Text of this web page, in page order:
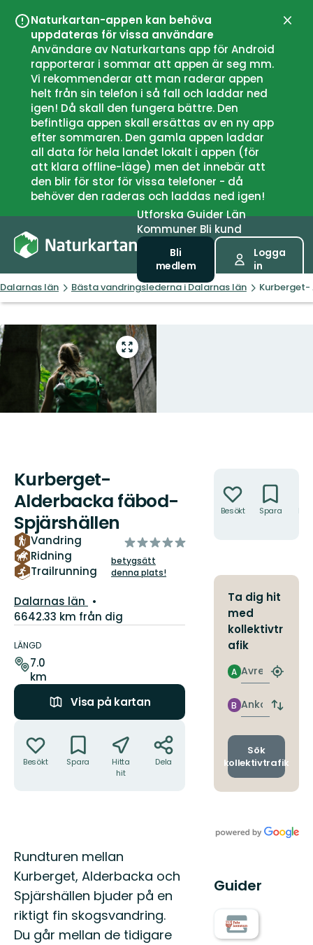
Naturkartan-appen kan behöva
uppdateras för vissa användare
Användare av Naturkartans app för Android
rapporterar i sommar att appen är seg mm.
Vi rekommenderar att man raderar appen
helt från sin telefon i så fall och laddar ned
igen! Då skall den fungera bättre. Den
befintliga appen skall ersättas av en ny app
efter sommaren. Den gamla appen laddar
all data för hela landet lokalt i appen (för
att klara offline-läge) men det innebär att
den blir för stor för vissa telefoner - då
behöver den raderas och laddas ned igen!
UtforskaGuiderLän
Kommuner Bli kund
Bli
medlem
Logga
in
Dalarnas län Bästa vandringslederna i Dalarnas län
Gå
till
helskärmsläge
Kurberget-
Alderbacka fäbod-
Spjärshällen
Vandring
Ridning
Trailrunning
av
5
stjärnor
betygsätt
denna plats!
Län:
Dalarnas län
6642.33 km från dig
om
leden
LÄNGD
7.0
km
Visa på kartan
Besökt Spara
Hitta
hit
Dela
Beskrivning
Rundturen mellan
Kurberget, Alderbacka och
Spjärshällen bjuder på en
riktigt fin skogsvandring.
Du går mellan de tidigare
Besökt Spara
Ta dig hit
med
kollektivtr
afik
Avresa
A
Hitta
Ankomst
B
Byt
och
Sök
kollektivtrafik
Guider